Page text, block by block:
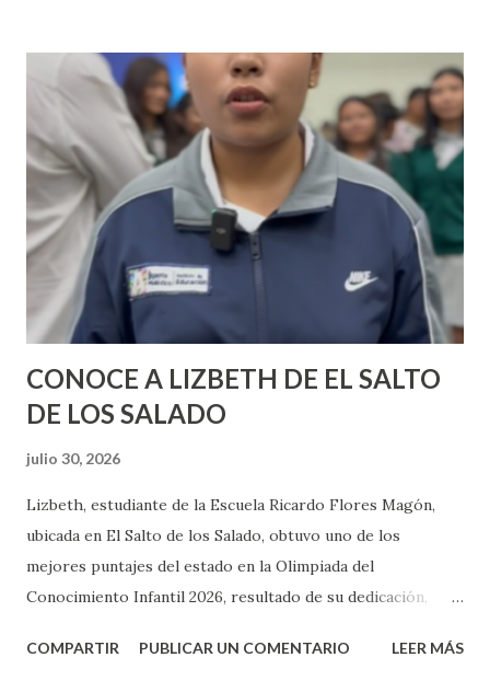
CONOCE A LIZBETH DE EL SALTO
DE LOS SALADO
julio 30, 2026
Lizbeth, estudiante de la Escuela Ricardo Flores Magón,
ubicada en El Salto de los Salado, obtuvo uno de los
mejores puntajes del estado en la Olimpiada del
Conocimiento Infantil 2026, resultado de su dedicación,
ponen en alto a Aguascalientes y son ejemplo para toda la
COMPARTIR PUBLICAR UN COMENTARIO LEER MÁS